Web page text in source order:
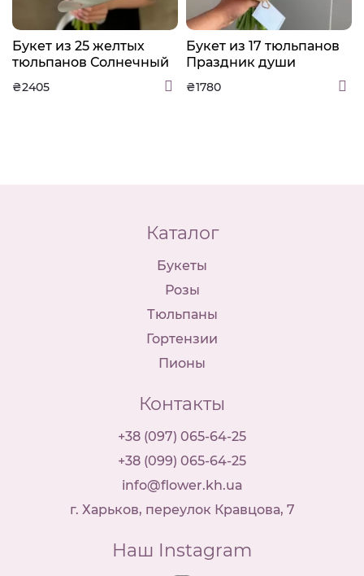
Букет из 25 желтых
тюльпанов Солнечный
₴2405
Букет из 17 тюльпанов
Праздник души
₴1780
Каталог
Букеты
Розы
Тюльпаны
Гортензии
Пионы
Контакты
+38 (097) 065-64-25
+38 (099) 065-64-25
info@flower.kh.ua
г. Харьков, переулок Кравцова, 7
Наш Instagram